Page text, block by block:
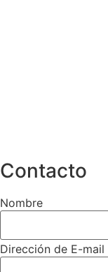
Contacto
Nombre
Dirección de E-mail